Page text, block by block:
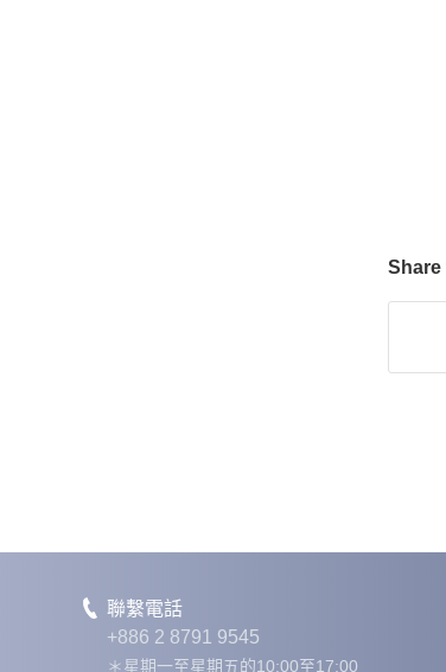
聯繫電話
+886 2 8791 9545
＊星期一至星期五的10:00至17:00